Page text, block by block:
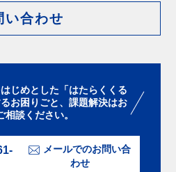
い合わせ
じめとした「はたらくくる
お困りごと、課題解決はお
相談ください。
メールでのお問い合
わせ